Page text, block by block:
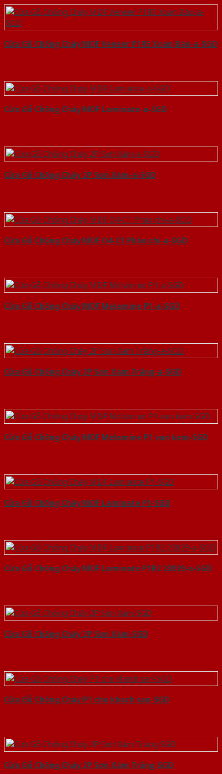
Cửa Gỗ Chống Cháy MDF Veneer P1R5 Xoan Đào-a-SGD
Cửa Gỗ Chống Cháy MDF Laminate-a-SGD
Cửa Gỗ Chống Cháy 2P Sơn Xám-a-SGD
Cửa Gỗ Chống Cháy MDF O4-C1 Phào chi-a-SGD
Cửa Gỗ Chống Cháy MDF Melamine P1-a-SGD
Cửa Gỗ Chống Cháy 2P Sơn Xám Trắng-a-SGD
Cửa Gỗ Chống Cháy MDF Melamine P1 van kem-SGD
Cửa Gỗ Chống Cháy MDF Laminate P1-SGD
Cửa Gỗ Chống Cháy MDF Laminate P1R2 23029-a-SGD
Cửa Gỗ Chống Cháy 2P Sơn Xám-SGD
Cửa Gỗ Chống Cháy P1 cho khach san-SGD
Cửa Gỗ Chống Cháy 2P Sơn Xám Trắng-SGD